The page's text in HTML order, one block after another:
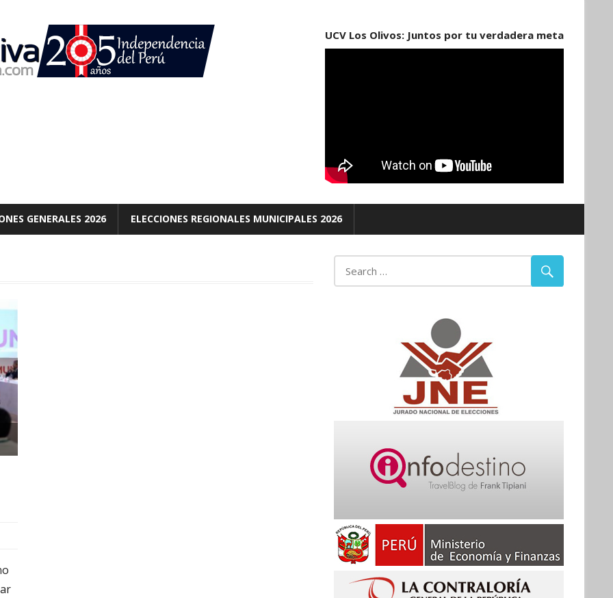
UCV Los Olivos: Juntos por tu verdadera meta
GENERALES 2026 ELECCIONES REGIONALES MUNICIPALES 2026